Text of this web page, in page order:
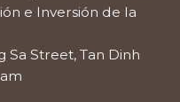
e Inversión de la
Sa Street, Tan Dinh